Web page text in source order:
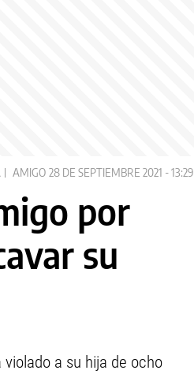
AMIGO 28 DE SEPTIEMBRE 2021 - 13:29
por
su
a su hija de ocho